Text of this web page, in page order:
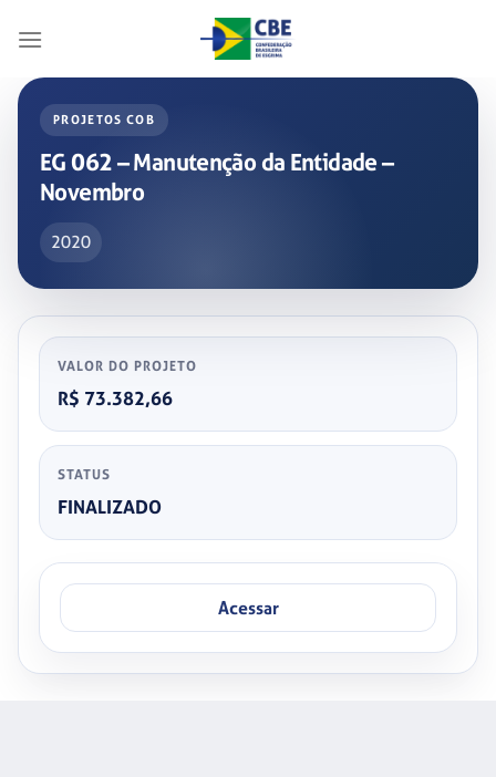
PROJETOS COB
EG 062 – Manutenção da Entidade –
Novembro
2020
VALOR DO PROJETO
R$ 73.382,66
STATUS
FINALIZADO
Acessar